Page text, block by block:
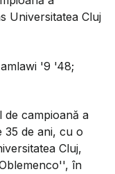
Universitatea Cluj
'9 '48;
de campioană a
35 de ani, cu o
Cluj,
în